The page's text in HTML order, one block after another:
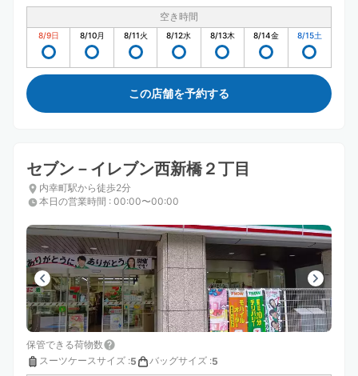
空き時間
8/9日 8/10月 8/11火 8/12水 8/13木 8/14金 8/15土
この店舗を予約する
セブン－イレブン西新橋２丁目
内幸町駅から徒歩2分
本日の営業時間 : 00:00〜00:00
保管できる荷物数
スーツケースサイズ :5 バッグサイズ :5